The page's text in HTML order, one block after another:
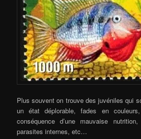
Plus souvent on trouve des juvéniles qui
un état déplorable, fades en
conséquence d’une mauvaise
parasites internes, etc…